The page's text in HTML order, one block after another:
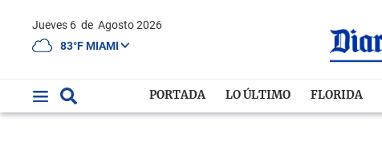
Jueves 6 de Agosto 2026
83°F MIAMI
PORTADA LO ÚLTIMO FLORIDA